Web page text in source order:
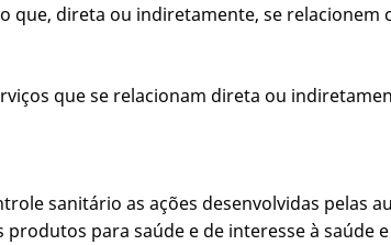
que, direta ou indiretamente, se
que se relacionam direta ou
sanitário as ações desenvolvidas
para saúde e de interesse à saúde